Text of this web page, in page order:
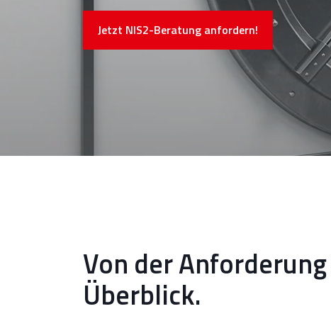
Jetzt NIS2-Beratung anfordern!
Von der
Überblick.